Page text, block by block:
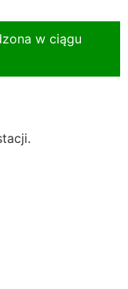
w ciągu